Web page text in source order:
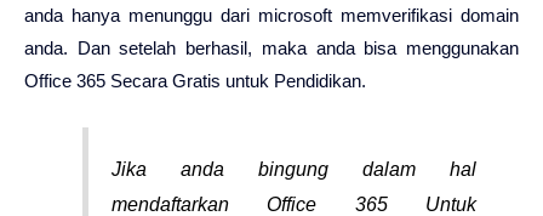
anda hanya menunggu dari microsoft memverifikasi domain
anda. Dan setelah berhasil, maka anda bisa menggunakan
Office 365 Secara Gratis untuk Pendidikan.
Jika anda bingung dalam hal
mendaftarkan Office 365 Untuk